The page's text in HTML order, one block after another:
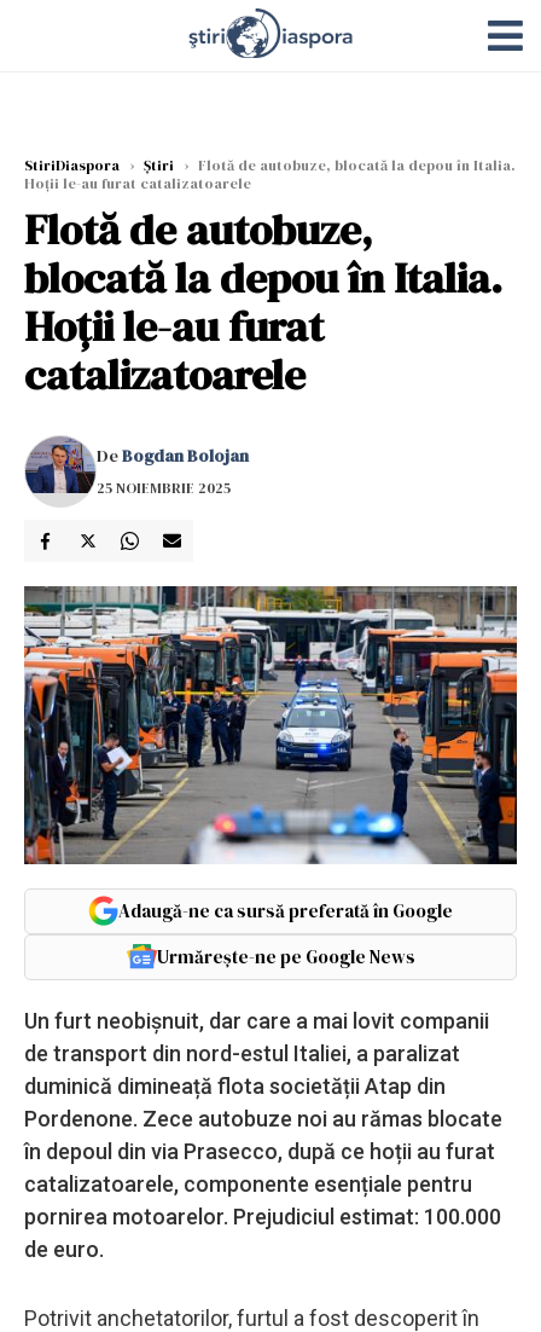
StiriDiaspora › Știri › Flotă de autobuze, blocată la depou în Italia.
Hoții le-au furat catalizatoarele
Flotă de autobuze,
blocată la depou în Italia.
Hoții le-au furat
catalizatoarele
DeBogdan Bolojan
25 NOIEMBRIE 2025
Adaugă-ne ca sursă preferată în Google
Urmărește-ne pe Google News
Un furt neobișnuit, dar care a mai lovit companii
de transport din nord-estul Italiei, a paralizat
duminică dimineață flota societății Atap din
Pordenone. Zece autobuze noi au rămas blocate
în depoul din via Prasecco, după ce hoții au furat
catalizatoarele, componente esențiale pentru
pornirea motoarelor. Prejudiciul estimat: 100.000
de euro.
Potrivit anchetatorilor, furtul a fost descoperit în